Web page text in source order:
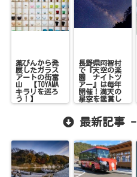
薬びんから発
展したガラス
アートの街富
山 【TOYAMA
キラリを巡ろ
う！】
長野県阿智村
で『天空の楽
園 ナイトツ
アー』は毎年
開催！満天の
星空を鑑賞し
よう！
最新記事 -